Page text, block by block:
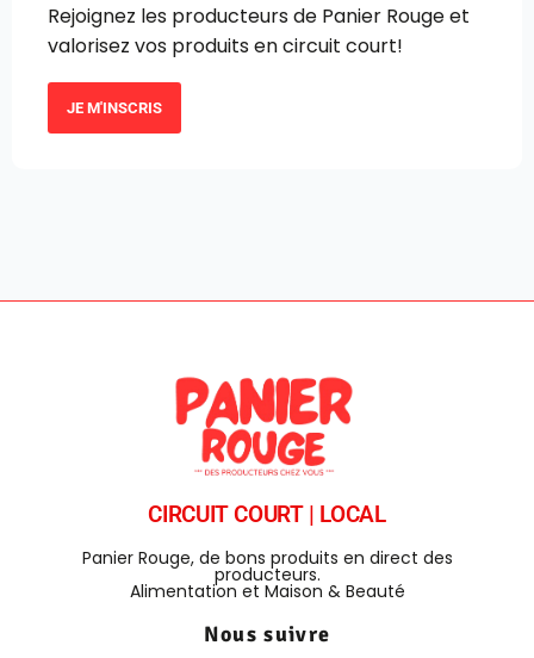
Rejoignez les producteurs de Panier Rouge et
valorisez vos produits en circuit court!
JE M'INSCRIS
CIRCUIT COURT | LOCAL
Panier Rouge, de bons produits en direct des
producteurs.
Alimentation et Maison & Beauté
Nous suivre